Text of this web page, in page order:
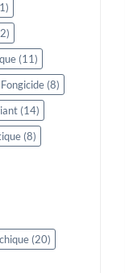
(11)
Fongicide (8)
(14)
(8)
(20)